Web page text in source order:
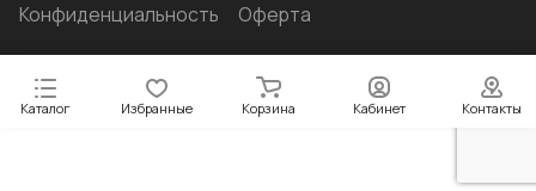
Каталог Избранные Корзина Кабинет Контакты
Конфиденциальность
Оферта